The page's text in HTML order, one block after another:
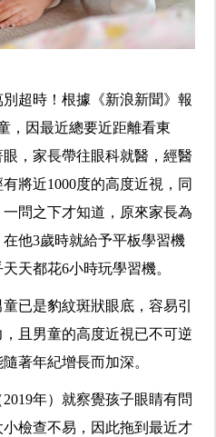
超時！根據《新浪新聞》報
，因最近總要近距離看東
，家長帶往眼科就醫，經醫
將近1000度的高度近視，同
問之下才知道，原來家長為
他3歲時就給予平板學習機
天都花6小時玩學習機。
已是豹紋斑狀眼底，容易引
且男童的高度近視已不可逆
著年紀增長而加深。
年）就察覺孩子眼睛有問
檢查不易，因此拖到最近才